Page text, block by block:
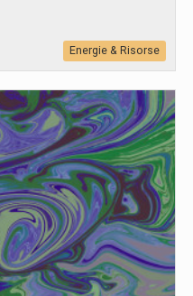
Energie & Risorse